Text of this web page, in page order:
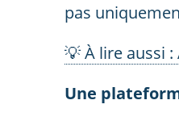
pas
💡 À lire aussi
Une